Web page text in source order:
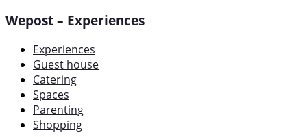
Wepost – Experiences
Experiences
Guest house
Catering
Spaces
Parenting
Shopping